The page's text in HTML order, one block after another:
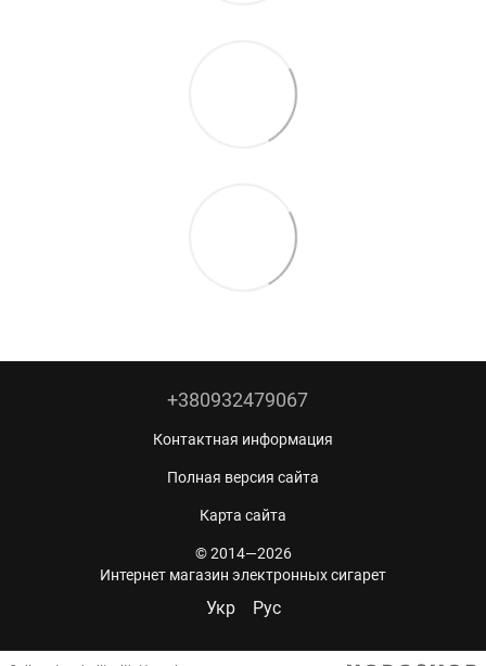
+380932479067
Контактная информация
Полная версия сайта
Карта сайта
© 2014—2026
Интернет магазин электронных сигарет
Укр Рус